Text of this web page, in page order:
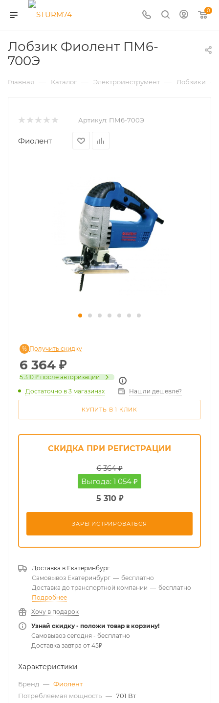
0
Лобзик Фиолент ПМ6-
700Э
Главная — Каталог — Электроинструмент — Лобзики —
Артикул: ПМ6-700Э
Фиолент
6 364 ₽
5 310 ₽ после авторизации
Получить скидку
Достаточно в 3 магазинах Нашли дешевле?
КУПИТЬ В 1 КЛИК
СКИДКА ПРИ РЕГИСТРАЦИИ
6 364 ₽
Выгода: 1 054 ₽
5 310 ₽
ЗАРЕГИСТРИРОВАТЬСЯ
Доставка в Екатеринбург
Самовывоз Екатеринбург — бесплатно
Доставка до транспортной компании — бесплатно
Подробнее
Хочу в подарок
Узнай скидку - положи товар в корзину!
Самовывоз сегодня - бесплатно
Доставка завтра от 45₽
Характеристики
Бренд — Фиолент
Потребляемая мощность — 701 Вт